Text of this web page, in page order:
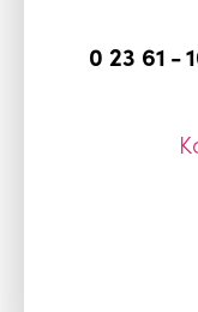
0 23 61 -